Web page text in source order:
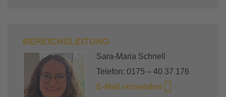
BEREICHSLEITUNG
Sara-Maria Schnell
Telefon: 0175 – 40 37 176
E-Mail versenden